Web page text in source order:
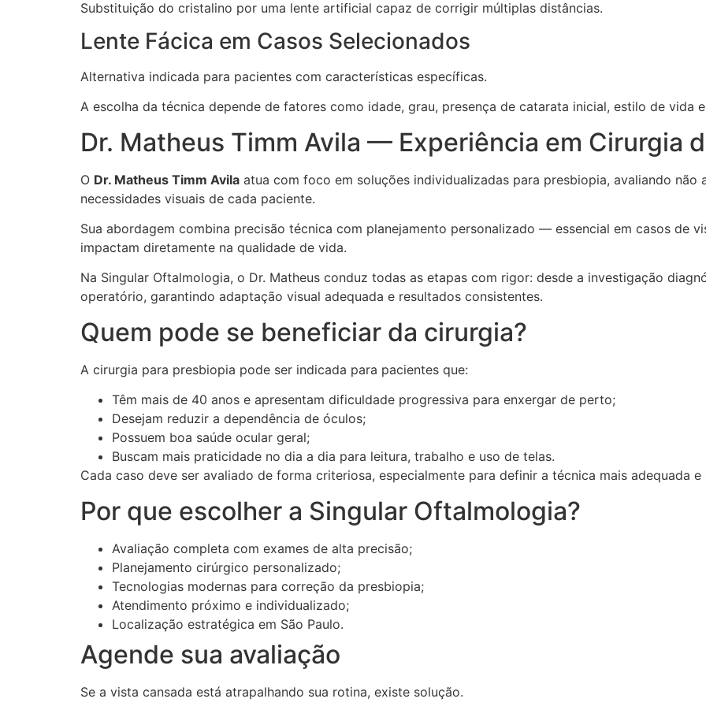
Substituição do cristalino por uma lente artificial capaz de corrigir múltiplas distâncias.
Lente Fácica em Casos Selecionados
Alternativa indicada para pacientes com características específicas.
A escolha da técnica depende de fatores como idade, grau, presença de catarata inicial, estilo de vida
Dr. Matheus Timm Avila — Experiência em Cirurgia
O Dr. Matheus Timm Avila atua com foco em soluções individualizadas para presbiopia, avaliando não
necessidades visuais de cada paciente.
Sua abordagem combina precisão técnica com planejamento personalizado — essencial em casos de
impactam diretamente na qualidade de vida.
Na Singular Oftalmologia, o Dr. Matheus conduz todas as etapas com rigor: desde a investigação
operatório, garantindo adaptação visual adequada e resultados consistentes.
Quem pode se beneficiar da cirurgia?
A cirurgia para presbiopia pode ser indicada para pacientes que:
Têm mais de 40 anos e apresentam dificuldade progressiva para enxergar de perto;
Desejam reduzir a dependência de óculos;
Possuem boa saúde ocular geral;
Buscam mais praticidade no dia a dia para leitura, trabalho e uso de telas.
Cada caso deve ser avaliado de forma criteriosa, especialmente para definir a técnica mais adequada
Por que escolher a Singular Oftalmologia?
Avaliação completa com exames de alta precisão;
Planejamento cirúrgico personalizado;
Tecnologias modernas para correção da presbiopia;
Atendimento próximo e individualizado;
Localização estratégica em São Paulo.
Agende sua avaliação
Se a vista cansada está atrapalhando sua rotina, existe solução.